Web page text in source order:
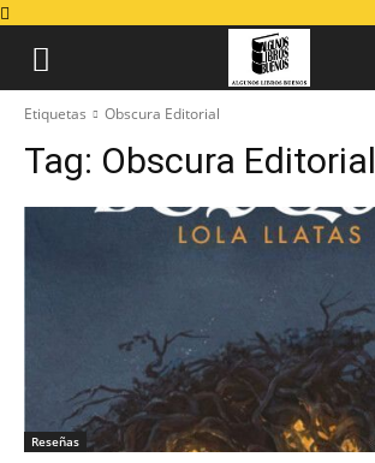
Etiquetas Obscura Editorial
Tag: Obscura Editorial
Reseñas